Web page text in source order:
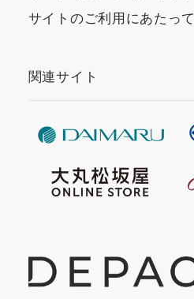
サイトのご利用にあたって
関連サイト